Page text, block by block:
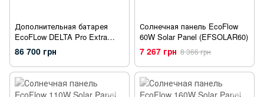
Дополнительная батарея
EcoFLow DELTA Pro Extra
Battery (DELTAProEB-US)
86 700 грн
Солнечная панель EcoFlow
60W Solar Panel (EFSOLAR60)
7 267 грн 8 366 грн